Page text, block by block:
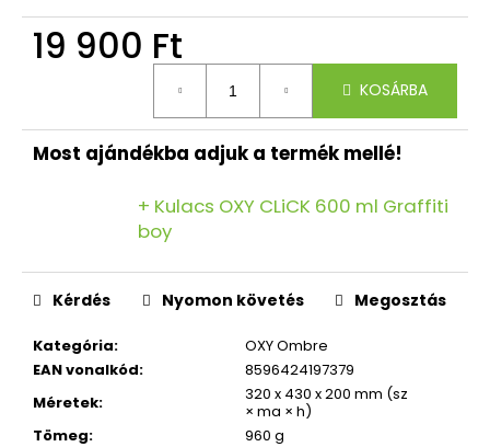
19 900 Ft
KOSÁRBA
Most ajándékba adjuk a termék mellé!
+ Kulacs OXY CLiCK 600 ml Graffiti
boy
Kategória:
OXY Ombre
EAN vonalkód:
8596424197379
Méretek:
320 x 430 x 200 mm (sz
× ma × h)
Tömeg:
960 g
Kérdés Nyomon követés Megosztás